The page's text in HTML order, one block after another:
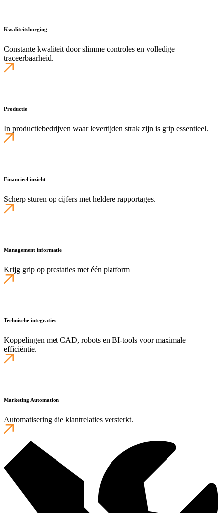
Kwaliteitsborging
Constante kwaliteit door slimme controles en volledige
traceerbaarheid.
Productie
In productiebedrijven waar levertijden strak zijn is grip essentieel.
Financieel inzicht
Scherp sturen op cijfers met heldere rapportages.
Management informatie
Krijg grip op prestaties met één platform
Technische integraties
Koppelingen met CAD, robots en BI-tools voor maximale
efficiëntie.
Marketing Automation
Automatisering die klantrelaties versterkt.